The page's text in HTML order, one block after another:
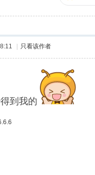
只看该作者
到我的